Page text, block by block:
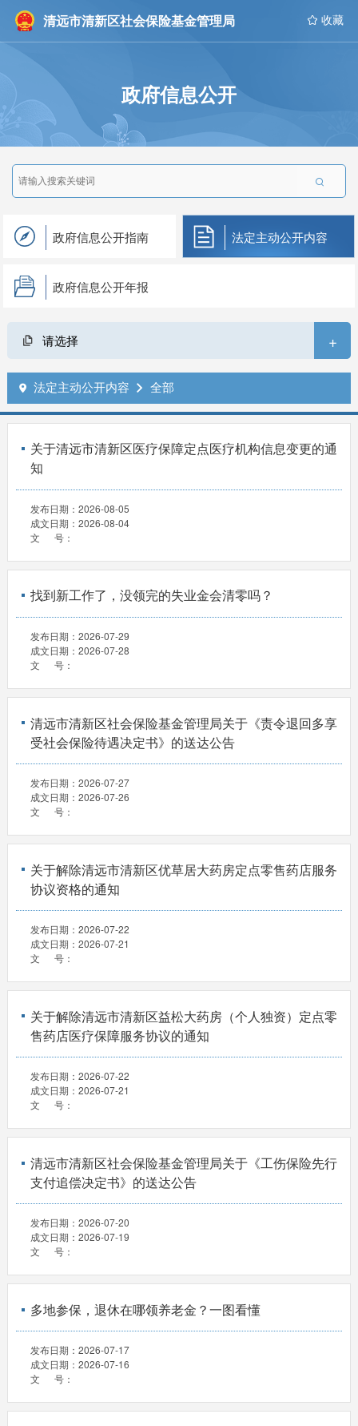
清远市清新区社会保险基金管理局  收藏
政府信息公开

政府信息公开指南 法定主动公开内容
政府信息公开年报
请选择 +
 法定主动公开内容  全部
关于清远市清新区医疗保障定点医疗机构信息变更的通
知
发布日期： 2026-08-05
成文日期： 2026-08-04
文 号：
找到新工作了，没领完的失业金会清零吗？
发布日期： 2026-07-29
成文日期： 2026-07-28
文 号：
清远市清新区社会保险基金管理局关于《责令退回多享
受社会保险待遇决定书》的送达公告
发布日期： 2026-07-27
成文日期： 2026-07-26
文 号：
关于解除清远市清新区优草居大药房定点零售药店服务
协议资格的通知
发布日期： 2026-07-22
成文日期： 2026-07-21
文 号：
关于解除清远市清新区益松大药房（个人独资）定点零
售药店医疗保障服务协议的通知
发布日期： 2026-07-22
成文日期： 2026-07-21
文 号：
清远市清新区社会保险基金管理局关于《工伤保险先行
支付追偿决定书》的送达公告
发布日期： 2026-07-20
成文日期： 2026-07-19
文 号：
多地参保，退休在哪领养老金？一图看懂
发布日期： 2026-07-17
成文日期： 2026-07-16
文 号：